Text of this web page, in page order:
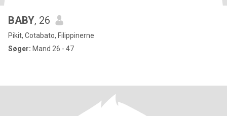
BABY, 26
Pikit, Cotabato, Filippinerne
Søger: Mand 26 - 47